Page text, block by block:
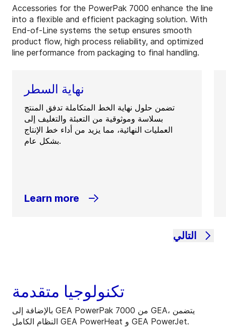
Accessories for the PowerPak 7000 enhance the line
into a flexible and efficient packaging solution. With
End‑of‑Line systems the setup ensures smooth
product flow, high process reliability, and optimized
line performance from packaging to final handling.
نهاية السطر
تضمن حلول نهاية الخط المتكاملة تدفق المنتج
بسلاسة وموثوقية من التعبئة والتغليف إلى
العمليات النهائية، مما يزيد من أداء خط الإنتاج
بشكل عام.
Learn more
التالي
تكنولوجيا متقدمة
بالإضافة إلى GEA PowerPak 7000 من GEA، يتضمن
النظام الكامل GEA PowerHeat و GEA PowerJet.